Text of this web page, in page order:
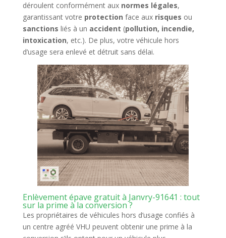
déroulent conformément aux normes légales,
garantissant votre protection face aux risques ou
sanctions liés à un accident (pollution, incendie,
intoxication, etc.). De plus, votre véhicule hors
d’usage sera enlevé et détruit sans délai.
Enlèvement épave gratuit à Janvry-91641 : tout
sur la prime à la conversion ?
Les propriétaires de véhicules hors d’usage confiés à
un centre agréé VHU peuvent obtenir une prime à la